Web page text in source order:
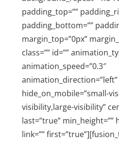
padding_top=””
padding_bottom=””
margin_top=”0px”
class=”” id=””
animation_speed=”0.3″
animation_direction=”left”
hide_on_mobile=”small-
visibility,large-visibility”
last=”true” min_height=””
link=””